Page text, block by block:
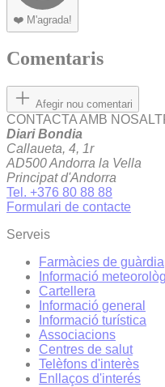
❤️ M'agrada!
Comentaris
Afegir nou comentari
CONTACTA AMB
Diari Bondia
Callaueta, 4, 1r
AD500 Andorra la Vella
Principat d'Andorra
Tel. +376 80 88 88
Formulari de contacte
Serveis
Farmàcies de guàrdia
Informació
Cartellera
Informació general
Informació turística
Associacions
Centres de salut
Telèfons d'interès
Enllaços d'interés